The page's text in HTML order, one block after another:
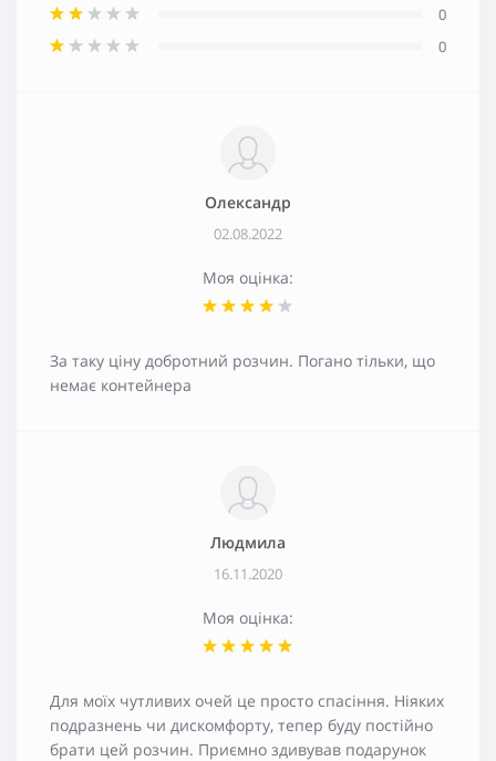
0
0
Олександр
02.08.2022
Моя оцінка:
За таку ціну добротний розчин. Погано тільки, що
немає контейнера
Людмила
16.11.2020
Моя оцінка:
Для моїх чутливих очей це просто спасіння. Ніяких
подразнень чи дискомфорту, тепер буду постійно
брати цей розчин. Приємно здивував подарунок